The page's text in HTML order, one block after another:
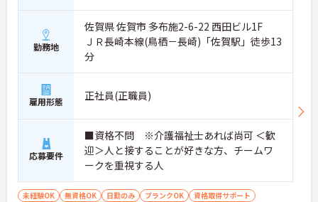
勤務地
佐賀県 佐賀市 多布施2-6-22 西田ビル1F
ＪＲ長崎本線(鳥栖－長崎)「佐賀駅」徒歩13
分
雇用形態 正社員(正職員)
応募要件
■資格不問 ※介護福祉士あれば尚可 ＜歓
迎＞人と接することが好きな方、チームワ
ークを重視する人
未経験OK 無資格OK 日勤のみ ブランクOK
資格取得サポート